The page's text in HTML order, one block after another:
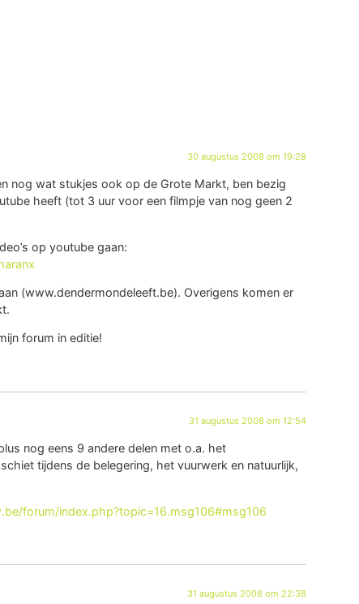
30 augustus 2008 om 19:28
nog wat stukjes ook op de Grote Markt, ben bezig
heeft (tot 3 uur voor een filmpje van nog geen 2
op youtube gaan:
(www.dendermondeleeft.be). Overigens komen er
forum in editie!
31 augustus 2008 om 12:54
nog eens 9 andere delen met o.a. het
tijdens de belegering, het vuurwerk en natuurlijk,
forum/index.php?topic=16.msg106#msg106
31 augustus 2008 om 22:38